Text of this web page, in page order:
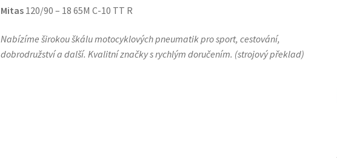
Mitas120/90 – 18 65M C-10 TT R
Nabízíme širokou škálu motocyklových pneumatik pro sport, cestování,
dobrodružství a další. Kvalitní značky s rychlým doručením. (strojový překlad)